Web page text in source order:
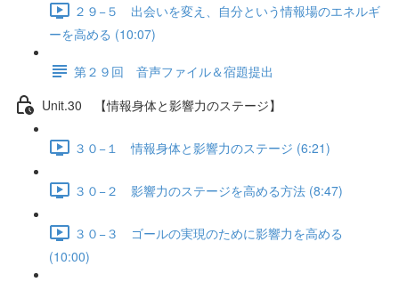
２９−５ 出会いを変え、自分という情報場のエネルギ
ーを高める (10:07)
第２９回 音声ファイル＆宿題提出
Unit.30 【情報身体と影響力のステージ】
３０−１ 情報身体と影響力のステージ (6:21)
３０−２ 影響力のステージを高める方法 (8:47)
３０−３ ゴールの実現のために影響力を高める
(10:00)